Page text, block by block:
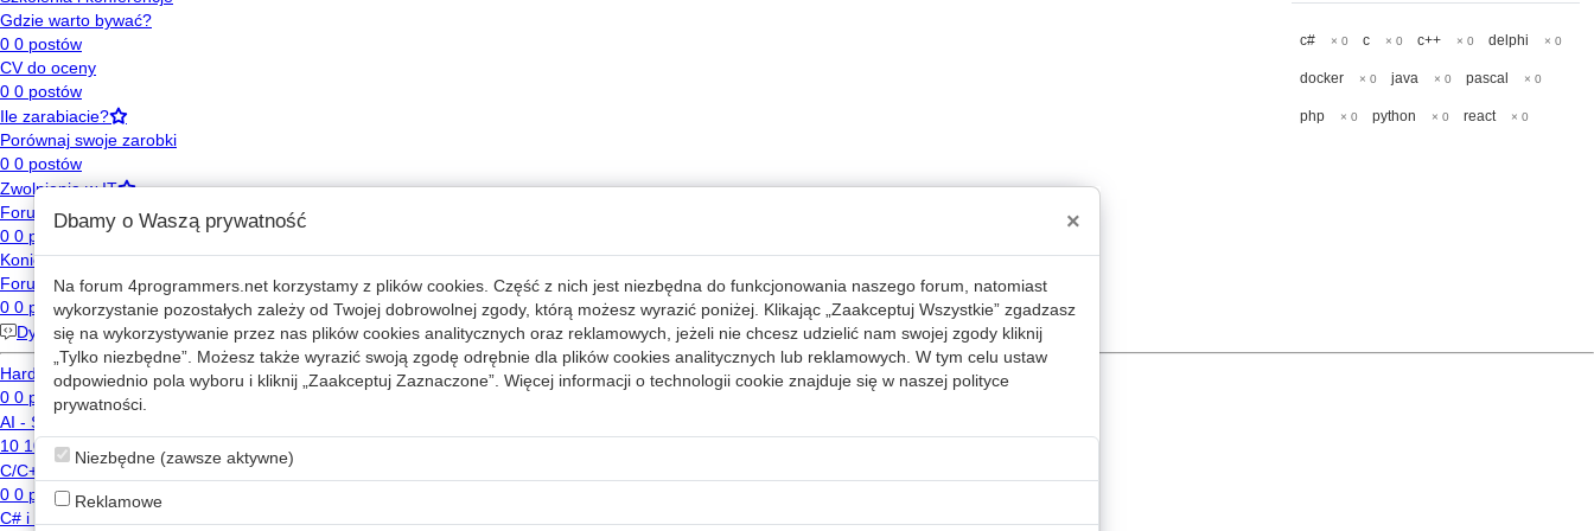
c# × 0 c × 0 c++ × 0 delphi × 0
docker × 0 java × 0 pascal × 0
php × 0 python × 0 react × 0
Dbamy o Waszą prywatność ×
Na forum 4programmers.net korzystamy z plików cookies. Część z nich jest niezbędna do funkcjonowania naszego forum, natomiast
wykorzystanie pozostałych zależy od Twojej dobrowolnej zgody, którą możesz wyrazić poniżej. Klikając „Zaakceptuj Wszystkie” zgadzasz
się na wykorzystywanie przez nas plików cookies analitycznych oraz reklamowych, jeżeli nie chcesz udzielić nam swojej zgody kliknij
„Tylko niezbędne”. Możesz także wyrazić swoją zgodę odrębnie dla plików cookies analitycznych lub reklamowych. W tym celu ustaw
odpowiednio pola wyboru i kliknij „Zaakceptuj Zaznaczone”. Więcej informacji o technologii cookie znajduje się w naszej polityce
prywatności.
Niezbędne (zawsze aktywne)
Reklamowe